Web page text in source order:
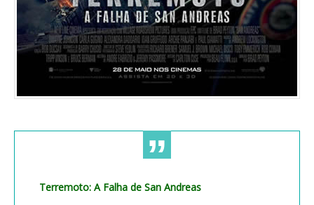
Terremoto: A Falha de San Andreas